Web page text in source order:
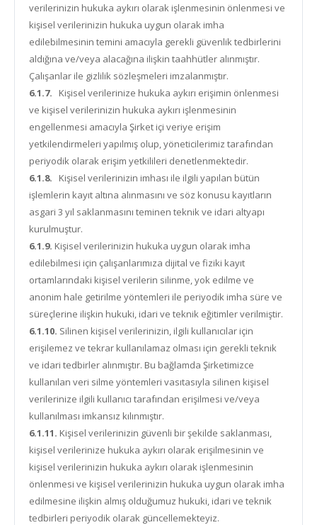
verilerinizin hukuka aykırı olarak işlenmesinin önlenmesi ve
kişisel verilerinizin hukuka uygun olarak imha
edilebilmesinin temini amacıyla gerekli güvenlik tedbirlerini
aldığına ve/veya alacağına ilişkin taahhütler alınmıştır.
Çalışanlar ile gizlilik sözleşmeleri imzalanmıştır.
6.1.7. Kişisel verilerinize hukuka aykırı erişimin önlenmesi
ve kişisel verilerinizin hukuka aykırı işlenmesinin
engellenmesi amacıyla Şirket içi veriye erişim
yetkilendirmeleri yapılmış olup, yöneticilerimiz tarafından
periyodik olarak erişim yetkilileri denetlenmektedir.
6.1.8. Kişisel verilerinizin imhası ile ilgili yapılan bütün
işlemlerin kayıt altına alınmasını ve söz konusu kayıtların
asgari 3 yıl saklanmasını teminen teknik ve idari altyapı
kurulmuştur.
6.1.9. Kişisel verilerinizin hukuka uygun olarak imha
edilebilmesi için çalışanlarımıza dijital ve fiziki kayıt
ortamlarındaki kişisel verilerin silinme, yok edilme ve
anonim hale getirilme yöntemleri ile periyodik imha süre ve
süreçlerine ilişkin hukuki, idari ve teknik eğitimler verilmiştir.
6.1.10. Silinen kişisel verilerinizin, ilgili kullanıcılar için
erişilemez ve tekrar kullanılamaz olması için gerekli teknik
ve idari tedbirler alınmıştır. Bu bağlamda Şirketimizce
kullanılan veri silme yöntemleri vasıtasıyla silinen kişisel
verilerinize ilgili kullanıcı tarafından erişilmesi ve/veya
kullanılması imkansız kılınmıştır.
6.1.11. Kişisel verilerinizin güvenli bir şekilde saklanması,
kişisel verilerinize hukuka aykırı olarak erişilmesinin ve
kişisel verilerinizin hukuka aykırı olarak işlenmesinin
önlenmesi ve kişisel verilerinizin hukuka uygun olarak imha
edilmesine ilişkin almış olduğumuz hukuki, idari ve teknik
tedbirleri periyodik olarak güncellemekteyiz.